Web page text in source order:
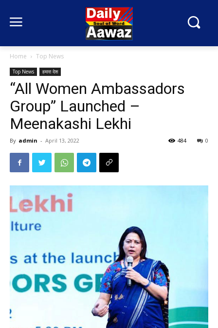
Home Top News
Top News हमारा देश
“All Women Ambassadors
Group” Launched –
Meenakashi Lekhi
By admin - April 13, 2022 0
484